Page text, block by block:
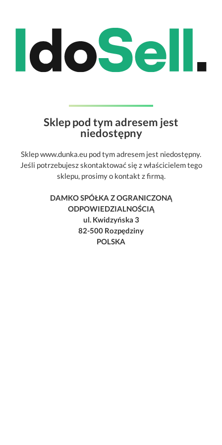
Sklep pod tym adresem jest
niedostępny
Sklep www.dunka.eu pod tym adresem jest niedostępny.
Jeśli potrzebujesz skontaktować się z właścicielem tego
sklepu, prosimy o kontakt z firmą.
DAMKO SPÓŁKA Z OGRANICZONĄ
ODPOWIEDZIALNOŚCIĄ
ul. Kwidzyńska 3
82-500 Rozpędziny
POLSKA